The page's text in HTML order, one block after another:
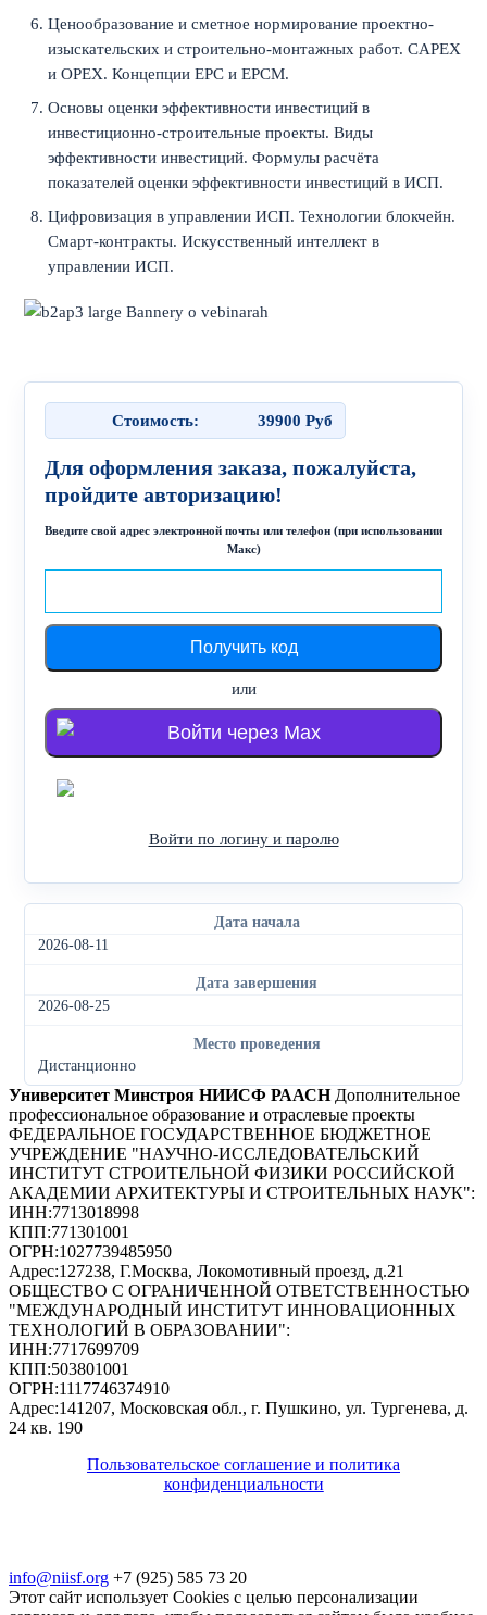
Стоимость: 39900 Руб
Для оформления заказа, пожалуйста,
пройдите авторизацию!
Введите свой адрес электронной почты или телефон (при использовании
Макс)
или
Войти через Max
Войти через Яндекс
Войти по логину и паролю
Ценообразование и сметное нормирование проектно-
изыскательских и строительно-монтажных работ. CAPEX
и OPEX. Концепции EPC и EPCM.
Основы оценки эффективности инвестиций в
инвестиционно-строительные проекты. Виды
эффективности инвестиций. Формулы расчёта
показателей оценки эффективности инвестиций в ИСП.
Цифровизация в управлении ИСП. Технологии блокчейн.
Смарт-контракты. Искусственный интеллект в
управлении ИСП.
Дата начала
2026-08-11
Дата завершения
2026-08-25
Место проведения
Дистанционно
Университет Минстроя НИИСФ РААСН Дополнительное
профессиональное образование и отраслевые проекты
ФЕДЕРАЛЬНОЕ ГОСУДАРСТВЕННОЕ БЮДЖЕТНОЕ
УЧРЕЖДЕНИЕ "НАУЧНО-ИССЛЕДОВАТЕЛЬСКИЙ
ИНСТИТУТ СТРОИТЕЛЬНОЙ ФИЗИКИ РОССИЙСКОЙ
АКАДЕМИИ АРХИТЕКТУРЫ И СТРОИТЕЛЬНЫХ НАУК":
ИНН:7713018998
КПП:771301001
ОГРН:1027739485950
Адрес:127238, Г.Москва, Локомотивный проезд, д.21
ОБЩЕСТВО С ОГРАНИЧЕННОЙ ОТВЕТСТВЕННОСТЬЮ
"МЕЖДУНАРОДНЫЙ ИНСТИТУТ ИННОВАЦИОННЫХ
ТЕХНОЛОГИЙ В ОБРАЗОВАНИИ":
ИНН:7717699709
КПП:503801001
ОГРН:1117746374910
Адрес:141207, Московская обл., г. Пушкино, ул. Тургенева, д.
24 кв. 190
Пользовательское соглашение и политика
конфиденциальности
info@niisf.org +7 (925) 585 73 20
Этот сайт использует Cookies с целью персонализации